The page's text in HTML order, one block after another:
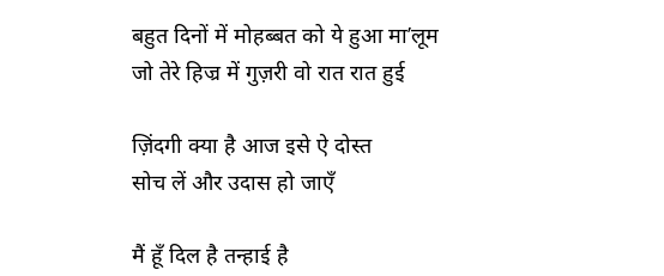
बहुत दिनों में मोहब्बत को ये हुआ मा’लूम
जो तेरे हिज्र में गुज़री वो रात रात हुई
ज़िंदगी क्या है आज इसे ऐ दोस्त
सोच लें और उदास हो जाएँ
मैं हूँ दिल है तन्हाई है